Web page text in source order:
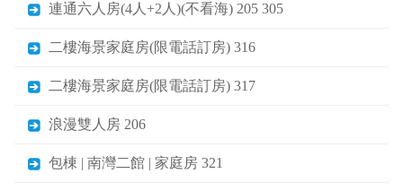
連通六人房(4人+2人)(不看海) 205 305
二樓海景家庭房(限電話訂房) 316
二樓海景家庭房(限電話訂房) 317
浪漫雙人房 206
包棟 | 南灣二館 | 家庭房 321